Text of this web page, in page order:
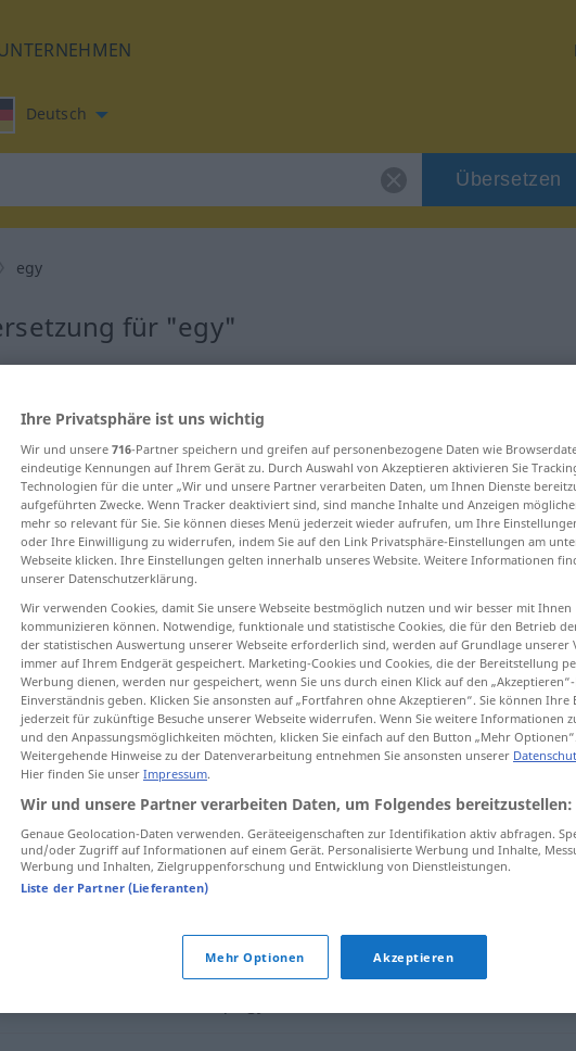
Deutsch
Übersetzen
egy
für "egy"
antippen)
egy
egy
egy … kérek
Ihre Privatsphäre ist uns wichtig
Wir und unsere 716-Partner speichern und greifen auf personenbezogene Daten wie
eindeutige Kennungen auf Ihrem Gerät zu. Durch Auswahl von Akzeptieren aktivieren Sie
Technologien für die unter „Wir und unsere Partner verarbeiten Daten, um Ihnen Dienste
aufgeführten Zwecke. Wenn Tracker deaktiviert sind, sind manche Inhalte und Anzeigen
mehr so relevant für Sie. Sie können dieses Menü jederzeit wieder aufrufen, um Ihre
oder Ihre Einwilligung zu widerrufen, indem Sie auf den Link Privatsphäre-Einstellungen am
Webseite klicken. Ihre Einstellungen gelten innerhalb unseres Website. Weitere Informationen
unserer Datenschutzerklärung.
Wir verwenden Cookies, damit Sie unsere Webseite bestmöglich nutzen und wir besser mit Ihnen
kommunizieren können. Notwendige, funktionale und statistische Cookies, die für den Betrieb
der statistischen Auswertung unserer Webseite erforderlich sind, werden auf Grundlage unserer
immer auf Ihrem Endgerät gespeichert. Marketing-Cookies und Cookies, die der Bereitstellung
Werbung dienen, werden nur gespeichert, wenn Sie uns durch einen Klick auf den
Einverständnis geben. Klicken Sie ansonsten auf „Fortfahren ohne Akzeptieren“. Sie können Ihre
jederzeit für zukünftige Besuche unserer Webseite widerrufen. Wenn Sie weitere Informationen
und den Anpassungsmöglichkeiten möchten, klicken Sie einfach auf den Button „Mehr Optionen“.
Weitergehende Hinweise zu der Datenverarbeitung entnehmen Sie ansonsten unserer
Hier finden Sie unser Impressum.
Wir und unsere Partner verarbeiten Daten, um Folgendes bereitzustellen:
Genaue Geolocation-Daten verwenden. Geräteeigenschaften zur Identifikation aktiv abfragen.
und/oder Zugriff auf Informationen auf einem Gerät. Personalisierte Werbung und Inhalte,
Werbung und Inhalten, Zielgruppenforschung und Entwicklung von Dienstleistungen.
Liste der Partner (Lieferanten)
Mehr Optionen Akzeptieren